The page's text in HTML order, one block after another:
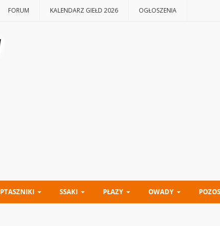
FORUM KALENDARZ GIEŁD 2026 OGŁOSZENIA
PTASZNIKI SSAKI PŁAZY OWADY